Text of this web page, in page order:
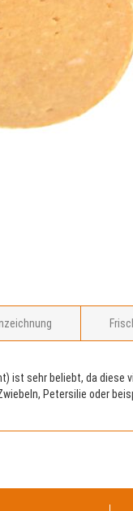
ist sehr beliebt, da diese
Petersilie oder